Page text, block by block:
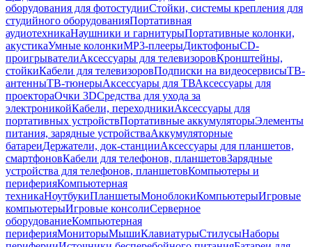
оборудования для фотостудииСтойки, системы крепления для
студийного оборудованияПортативная
аудиотехникаНаушники и гарнитурыПортативные колонки,
акустикаУмные колонкиMP3-плеерыДиктофоныCD-
проигрывателиАксессуары для телевизоровКронштейны,
стойкиКабели для телевизоровПодписки на видеосервисыТВ-
антенныТВ-тюнерыАксессуары для ТВАксессуары для
проектораОчки 3DСредства для ухода за
электроникойКабели, переходникиАксессуары для
портативных устройствПортативные аккумуляторыЭлементы
питания, зарядные устройстваАккумуляторные
батареиДержатели, док-станцииАксессуары для планшетов,
смартфоновКабели для телефонов, планшетовЗарядные
устройства для телефонов, планшетовКомпьютеры и
периферияКомпьютерная
техникаНоутбукиПланшетыМоноблокиКомпьютерыИгровые
компьютерыИгровые консолиСерверное
оборудованиеКомпьютерная
периферияМониторыМышиКлавиатурыСтилусыНаборы